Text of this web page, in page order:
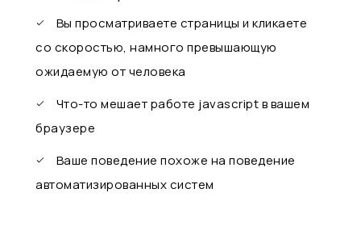
Вы просматриваете страницы и кликаете
со скоростью, намного превышающую
ожидаемую от человека
Что-то мешает работе javascript в вашем
браузере
Ваше поведение похоже на поведение
автоматизированных систем